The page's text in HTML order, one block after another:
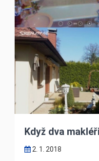
Když dva
2. 1. 2018